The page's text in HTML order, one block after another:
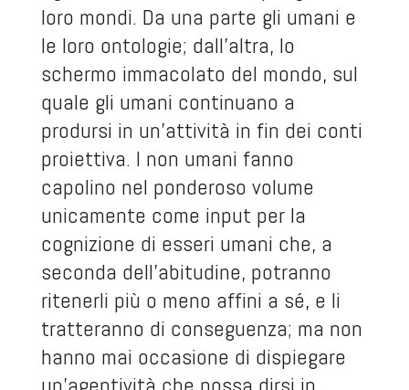
loro mondi. Da una parte gli umani e
le loro ontologie; dall’altra, lo
schermo immacolato del mondo, sul
quale gli umani continuano a
prodursi in un’attività in fin dei conti
proiettiva. I non umani fanno
capolino nel ponderoso volume
unicamente come input per la
cognizione di esseri umani che, a
seconda dell’abitudine, potranno
ritenerli più o meno affini a sé, e li
tratteranno di conseguenza; ma non
hanno mai occasione di dispiegare